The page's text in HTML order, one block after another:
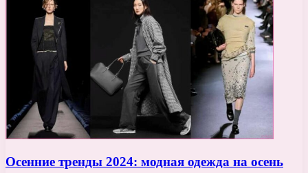
Осенние тренды 2024: модная одежда на осень